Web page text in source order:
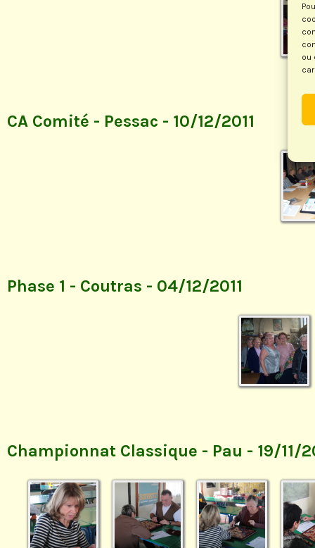
ou
CA Comité - Pessac - 10/12/2011
Phase 1 - Coutras - 04/12/2011
Championnat Classique - Pau - 19/11/